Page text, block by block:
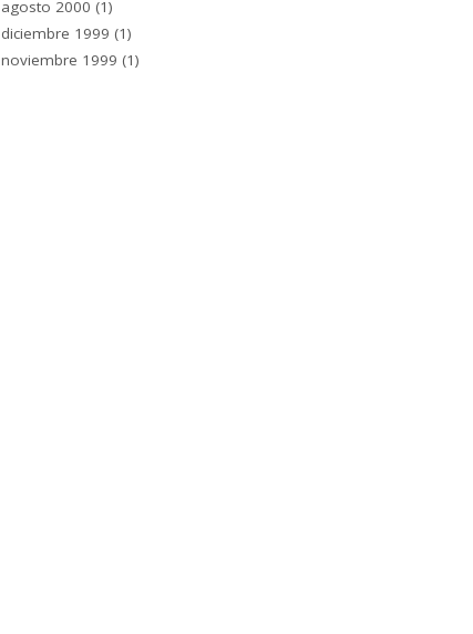
agosto 2000 (1)
diciembre 1999 (1)
noviembre 1999 (1)